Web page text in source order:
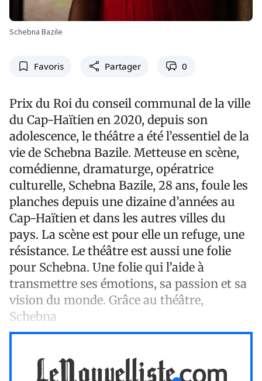
Schebna Bazile
Favoris Partager 0
Prix du Roi du conseil communal de la ville
du Cap-Haïtien en 2020, depuis son
adolescence, le théâtre a été l’essentiel de la
vie de Schebna Bazile. Metteuse en scène,
comédienne, dramaturge, opératrice
culturelle, Schebna Bazile, 28 ans, foule les
planches depuis une dizaine d’années au
Cap-Haïtien et dans les autres villes du
pays. La scène est pour elle un refuge, une
résistance. Le théâtre est aussi une folie
pour Schebna. Une folie qui l’aide à
transmettre ses émotions, sa passion et sa
vision du monde. Grâce au théâtre,
Schebna